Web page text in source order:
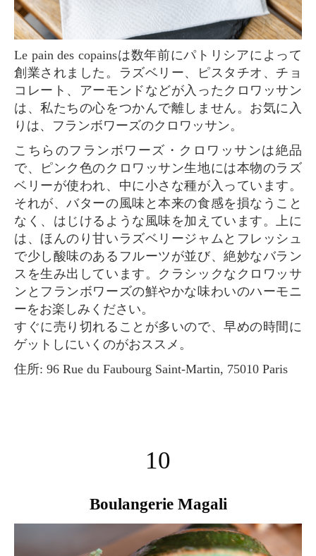
Le pain des copainsは数年前にパトリシアによって
創業されました。ラズベリー、ピスタチオ、チョ
コレート、アーモンドなどが入ったクロワッサン
は、私たちの心をつかんで離しません。お気に入
りは、フランボワーズのクロワッサン。
こちらのフランボワーズ・クロワッサンは絶品
で、ピンク色のクロワッサン生地には本物のラズ
ベリーが使われ、中に小さな種が入っています。
それが、バターの風味と本来の食感を損なうこと
なく、はじけるような風味を加えています。上に
は、ほんのり甘いラズベリージャムとフレッシュ
で少し酸味のあるフルーツが並び、絶妙なバラン
スを生み出しています。クラシックなクロワッサ
ンとフランボワーズの鮮やかな味わいのハーモニ
ーをお楽しみください。
すぐに売り切れることが多いので、早めの時間に
ゲットしにいくのがおススメ。
住所: 96 Rue du Faubourg Saint-Martin, 75010 Paris
10
Boulangerie Magali